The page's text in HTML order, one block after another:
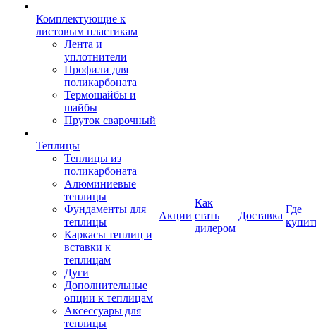
Комплектующие к
листовым пластикам
Лента и
уплотнители
Профили для
поликарбоната
Термошайбы и
шайбы
Пруток сварочный
Теплицы
Теплицы из
поликарбоната
Алюминиевые
теплицы
Фундаменты для
теплицы
Каркасы теплиц и
вставки к
теплицам
Дуги
Дополнительные
опции к теплицам
Аксессуары для
теплицы
Акции
Как
стать
дилером
Доставка
Где